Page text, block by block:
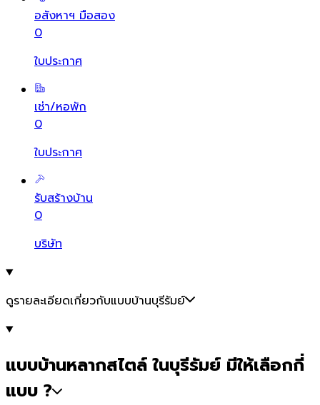
อสังหาฯ มือสอง
0
ใบประกาศ
เช่า/หอพัก
0
ใบประกาศ
รับสร้างบ้าน
0
บริษัท
ดูรายละเอียดเกี่ยวกับแบบบ้านบุรีรัมย์
แบบบ้านหลากสไตล์ ในบุรีรัมย์ มีให้เลือกกี่
แบบ ?